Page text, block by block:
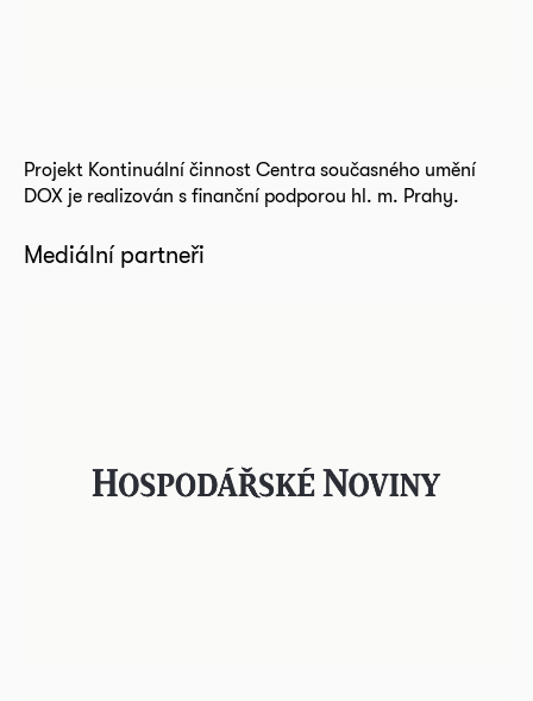
Projekt Kontinuální činnost Centra současného umění
DOX je realizován s finanční podporou hl. m. Prahy.
Mediální partneři